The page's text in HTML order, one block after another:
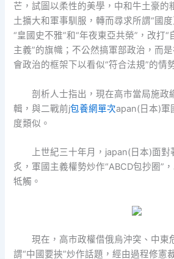
芒，試圖以柔性的美學，中和牛土豪的
土擴大和軍事馴服，轉而尋求所謂“國
“皇國史不雅”和“年夜東亞共榮”，改打“
主義”的旗幟；不公然搞軍部政治，而
會政治的框架下以看似“符合法規”的情
剖析人士指出，現在高市當局施政
輯，與二戰前j包養網單次apan(日本)軍
度類似。
上世紀三十年月，japan(日本)面
炙，軍國主義權勢炒作“ABCD包抄圈”
牴觸。
現在，高市政權借俄烏沖突、中東
謂“中國要挾”炒作話題，經由過程修憲